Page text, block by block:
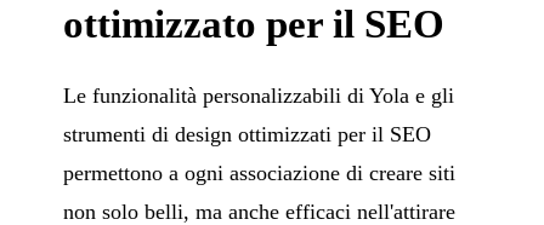
ottimizzato per il SEO
Le funzionalità personalizzabili di Yola e gli
strumenti di design ottimizzati per il SEO
permettono a ogni associazione di creare siti
non solo belli, ma anche efficaci nell'attirare